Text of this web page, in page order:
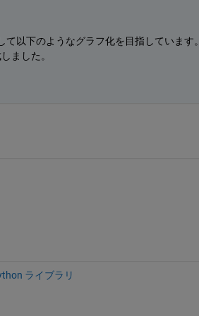
て以下のようなグラフ化を目指しています
ました。
ライブラリ